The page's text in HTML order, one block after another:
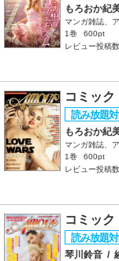
もろおか紀
マンガ雑誌、
1巻
600pt
レビュー投稿
コミッ
もろおか紀
マンガ雑誌、
1巻
600pt
レビュー投稿
コミッ
琴川鈴音 /